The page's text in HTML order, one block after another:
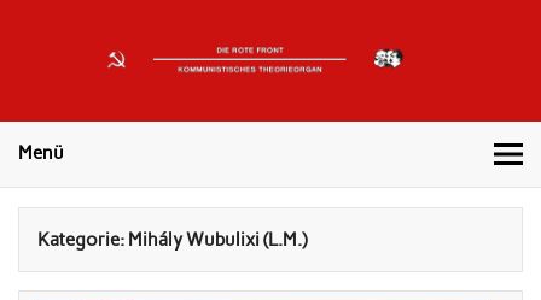
FRONT
Menü
Kategorie: Mihály Wubulixi (L.M.)